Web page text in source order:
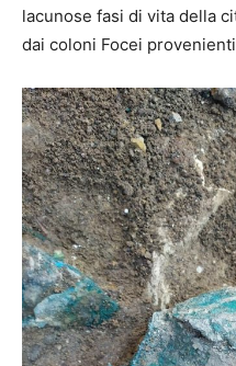
lacunose fasi di vita della
dai coloni Focei provenienti